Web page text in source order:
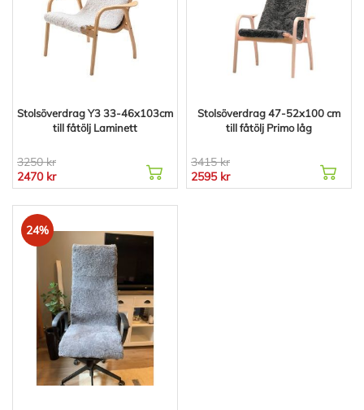
Stolsöverdrag Y3 33-46x103cm
till fåtölj Laminett
3250 kr
2470 kr
Stolsöverdrag 47-52x100 cm
till fåtölj Primo låg
3415 kr
2595 kr
24%